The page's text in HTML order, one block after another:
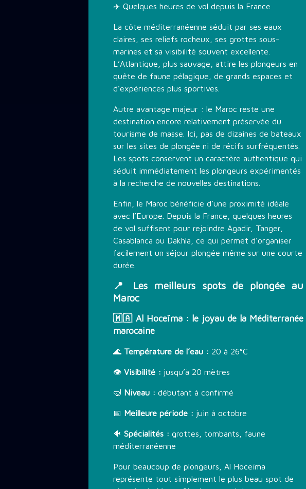
✈️ Quelques heures de vol depuis la France
La côte méditerranéenne séduit par ses eaux
claires, ses reliefs rocheux, ses grottes sous-
marines et sa visibilité souvent excellente.
L’Atlantique, plus sauvage, attire les plongeurs en
quête de faune pélagique, de grands espaces et
d’expériences plus sportives.
Autre avantage majeur : le Maroc reste une
destination encore relativement préservée du
tourisme de masse. Ici, pas de dizaines de bateaux
sur les sites de plongée ni de récifs surfréquentés.
Les spots conservent un caractère authentique qui
séduit immédiatement les plongeurs expérimentés
à la recherche de nouvelles destinations.
Enfin, le Maroc bénéficie d’une proximité idéale
avec l’Europe. Depuis la France, quelques heures
de vol suffisent pour rejoindre Agadir, Tanger,
Casablanca ou Dakhla, ce qui permet d’organiser
facilement un séjour plongée même sur une courte
durée.
📍 Les meilleurs spots de plongée au
Maroc
🇲🇦 Al Hoceïma : le joyau de la Méditerranée
marocaine
🌊 Température de l’eau : 20 à 26°C
👁️ Visibilité : jusqu’à 20 mètres
🤿 Niveau : débutant à confirmé
📅 Meilleure période : juin à octobre
🐠 Spécialités : grottes, tombants, faune
méditerranéenne
Pour beaucoup de plongeurs, Al Hoceïma
représente tout simplement le plus beau spot de